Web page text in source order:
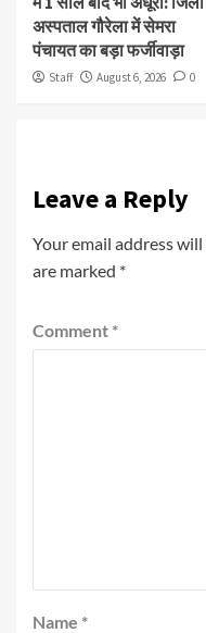
अस्पताल गौरेला में सेमरा
पंचायत का बड़ा फर्जीवाड़ा
Staff August 6, 2026 0
Leave a Reply
Your email address
are marked *
Comment *
Name *